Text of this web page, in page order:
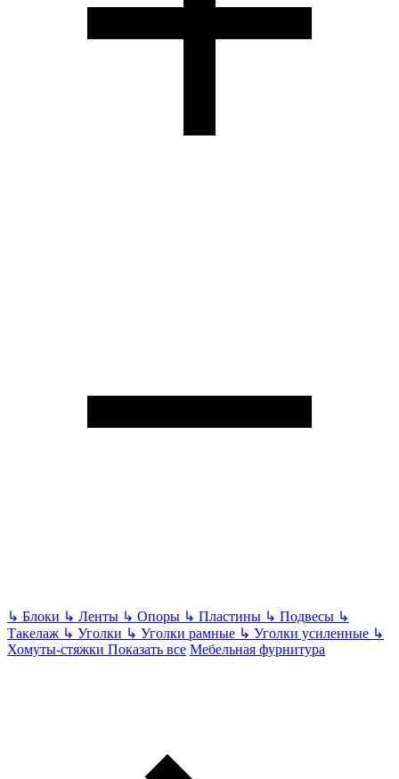
↳ Блоки ↳ Ленты ↳ Опоры ↳ Пластины ↳ Подвесы ↳
Такелаж ↳ Уголки ↳ Уголки рамные ↳ Уголки усиленные ↳
Хомуты-стяжки Показать все Мебельная фурнитура